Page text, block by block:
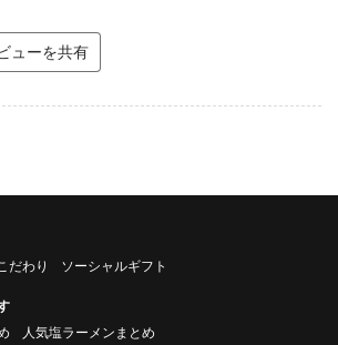
ューを共有
だわり ソーシャルギフト
人気塩ラーメンまとめ